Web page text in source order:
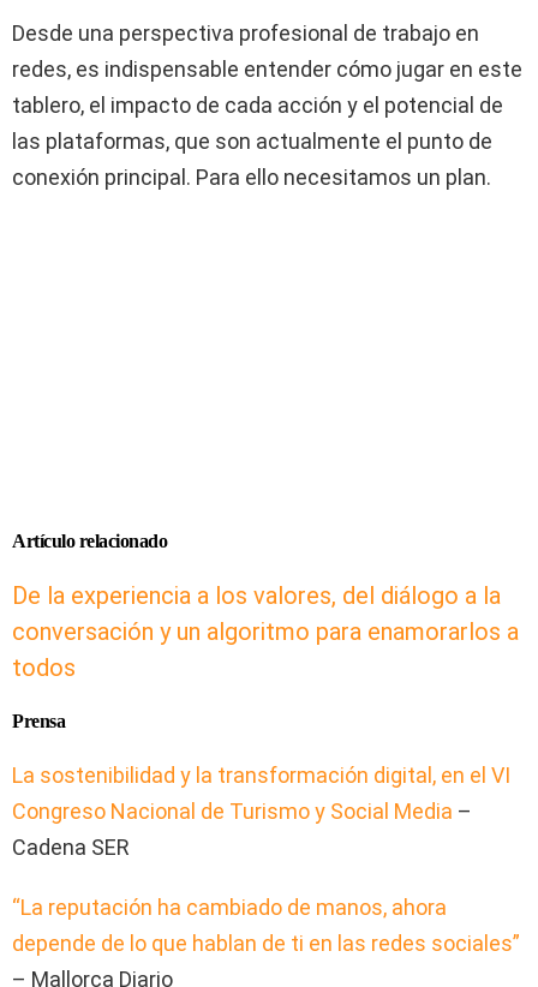
Desde una perspectiva profesional de trabajo en
redes, es indispensable entender cómo jugar en este
tablero, el impacto de cada acción y el potencial de
las plataformas, que son actualmente el punto de
conexión principal. Para ello necesitamos un plan.
Artículo relacionado
De la experiencia a los valores, del diálogo a la
conversación y un algoritmo para enamorarlos a
todos
Prensa
La sostenibilidad y la transformación digital, en el VI
Congreso Nacional de Turismo y Social Media –
Cadena SER
“La reputación ha cambiado de manos, ahora
depende de lo que hablan de ti en las redes sociales”
– Mallorca Diario